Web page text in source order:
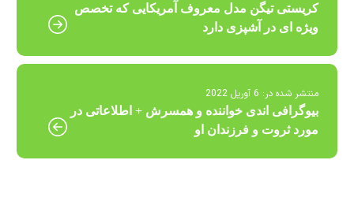
کریستی تیگن مدل معروف آمریکایی که تخصص
ویژه ای در آشپزی دارد
منتشر شده در: 6 آوریل 2022
بیوگرافی اندی خواننده و همسرش + اطلاعاتی در
مورد ثروت و فرزندان او